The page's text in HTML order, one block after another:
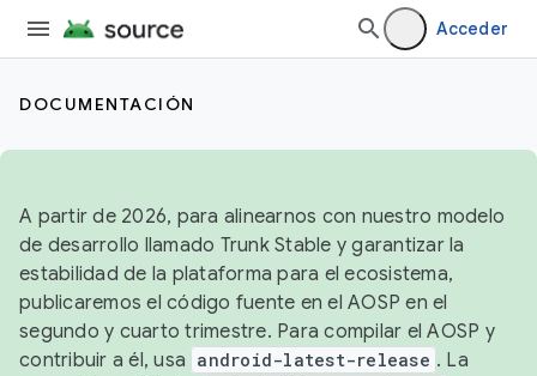
Acceder
DOCUMENTACIÓN
A partir de 2026, para alinearnos con nuestro modelo
de desarrollo llamado Trunk Stable y garantizar la
estabilidad de la plataforma para el ecosistema,
publicaremos el código fuente en el AOSP en el
segundo y cuarto trimestre. Para compilar el AOSP y
contribuir a él, usa android-latest-release . La